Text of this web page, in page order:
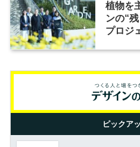
植物を
ンの“
プロジ
ピックア